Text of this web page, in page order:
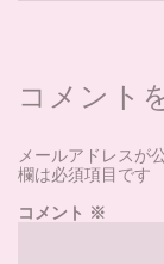
コメント
メールアドレスが
欄は必須項目です
コメント ※